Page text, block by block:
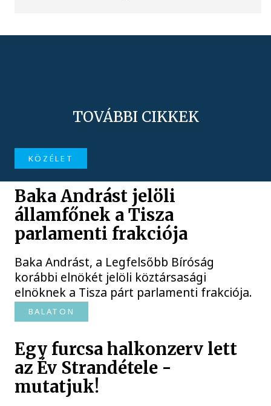
TOVÁBBI CIKKEK
KÖZÉLET
Baka Andrást jelöli
államfőnek a Tisza
parlamenti frakciója
Baka Andrást, a Legfelsőbb Bíróság
korábbi elnökét jelöli köztársasági
elnöknek a Tisza párt parlamenti frakciója.
BALATON
Egy furcsa halkonzerv lett
az Év Strandétele -
mutatjuk!